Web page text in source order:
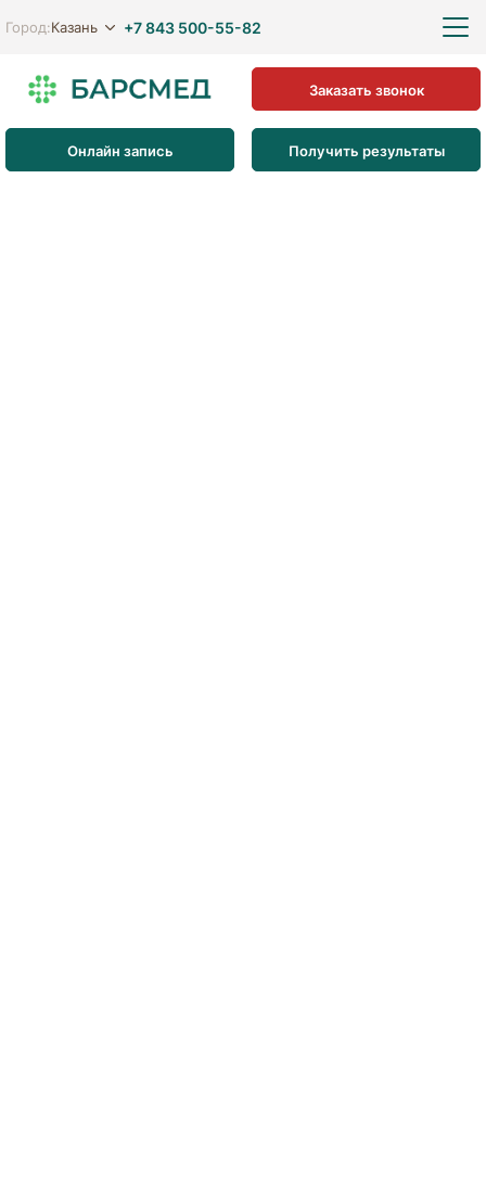
Город:Казань +7 843 500-55-82
Онлайн запись Получить результаты
Заказать звонок